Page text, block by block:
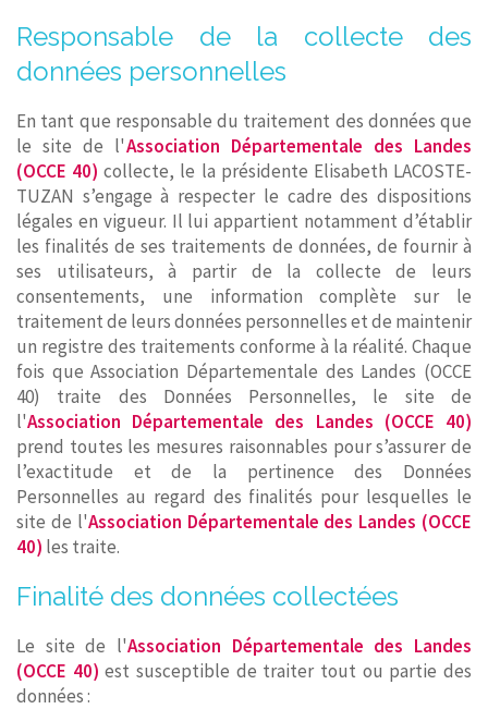
Responsable de la collecte des
données personnelles
En tant que responsable du traitement des données que
le site de l'Association Départementale des Landes
(OCCE 40) collecte, le la présidente Elisabeth LACOSTE-
TUZAN s’engage à respecter le cadre des dispositions
légales en vigueur. Il lui appartient notamment d’établir
les finalités de ses traitements de données, de fournir à
ses utilisateurs, à partir de la collecte de leurs
consentements, une information complète sur le
traitement de leurs données personnelles et de maintenir
un registre des traitements conforme à la réalité. Chaque
fois que Association Départementale des Landes (OCCE
40) traite des Données Personnelles, le site de
l'Association Départementale des Landes (OCCE 40)
prend toutes les mesures raisonnables pour s’assurer de
l’exactitude et de la pertinence des Données
Personnelles au regard des finalités pour lesquelles le
site de l'Association Départementale des Landes (OCCE
40) les traite.
Finalité des données collectées
Le site de l'Association Départementale des Landes
(OCCE 40) est susceptible de traiter tout ou partie des
données :